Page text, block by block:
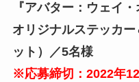
『アバター：ウェイ
オリジナルステッカ
ット）／5名様
※応募締切：2022年